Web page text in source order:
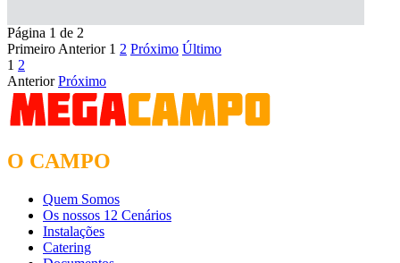
Página 1 de 2
Primeiro Anterior 1 2 Próximo Último
1 2
Anterior Próximo
O CAMPO
Quem Somos
Os nossos 12 Cenários
Instalações
Catering